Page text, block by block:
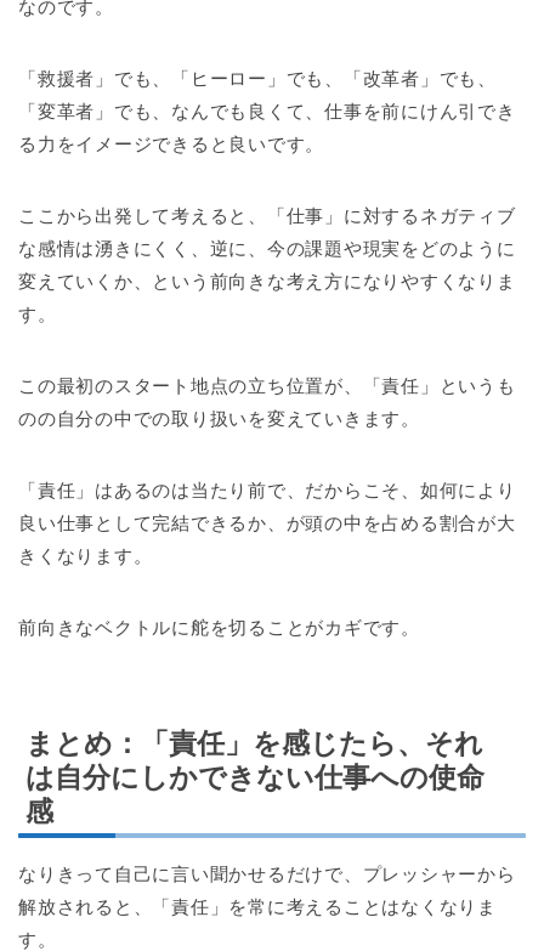
なのです。
「救援者」でも、「ヒーロー」でも、「改革者」でも、
「変革者」でも、なんでも良くて、仕事を前にけん引でき
る力をイメージできると良いです。
ここから出発して考えると、「仕事」に対するネガティブ
な感情は湧きにくく、逆に、今の課題や現実をどのように
変えていくか、という前向きな考え方になりやすくなりま
す。
この最初のスタート地点の立ち位置が、「責任」というも
のの自分の中での取り扱いを変えていきます。
「責任」はあるのは当たり前で、だからこそ、如何により
良い仕事として完結できるか、が頭の中を占める割合が大
きくなります。
前向きなベクトルに舵を切ることがカギです。
まとめ：「責任」を感じたら、それ
は自分にしかできない仕事への使命
感
なりきって自己に言い聞かせるだけで、プレッシャーから
解放されると、「責任」を常に考えることはなくなりま
す。